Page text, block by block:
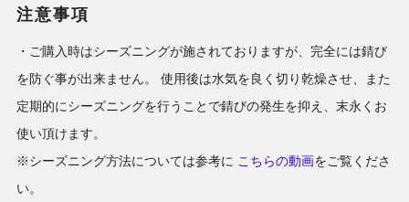
注意事項
・ご購入時はシーズニングが施されておりますが、完全には錆び
を防ぐ事が出来ません。 使用後は水気を良く切り乾燥させ、また
定期的にシーズニングを行うことで錆びの発生を抑え、末永くお
使い頂けます。
※シーズニング方法については参考に こちらの動画をご覧くださ
い。